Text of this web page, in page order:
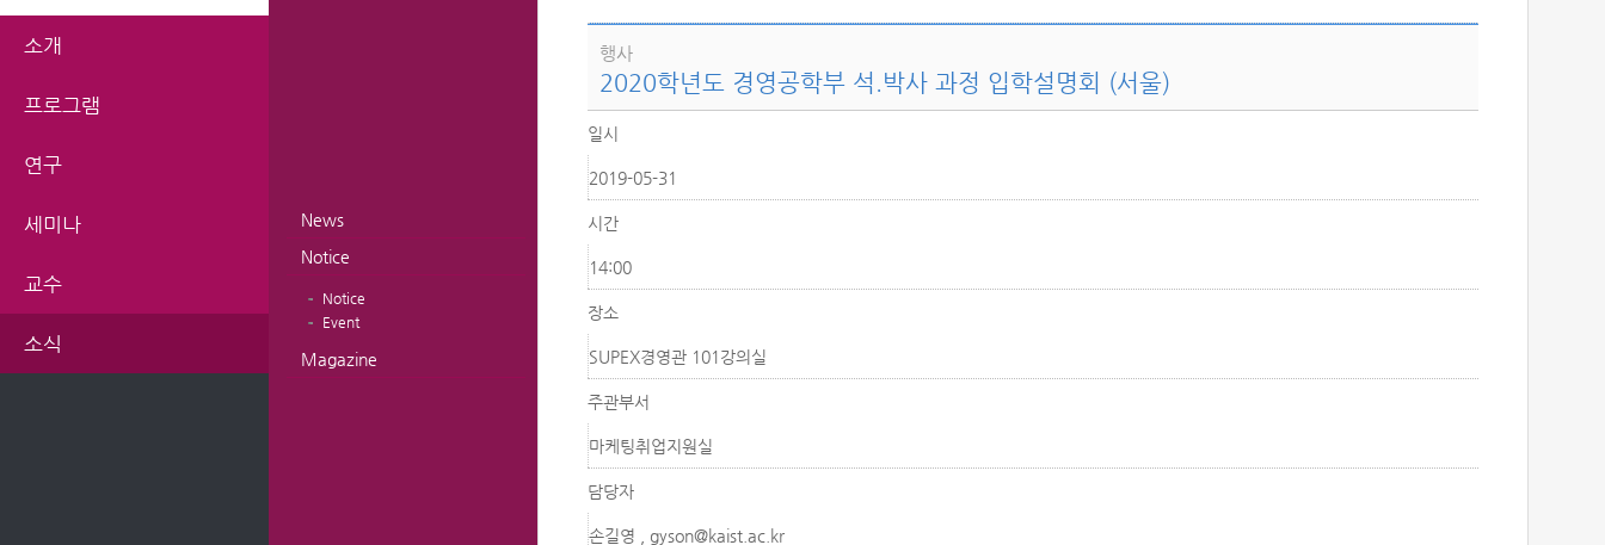
소개
프로그램
연구
세미나
교수
소식
News
Notice
Notice
Event
Magazine
행사
2020학년도 경영공학부 석.박사 과정 입학설명회 (서울)
일시
2019-05-31
시간
14:00
장소
SUPEX경영관 101강의실
주관부서
마케팅취업지원실
담당자
손길영 , gyson@kaist.ac.kr